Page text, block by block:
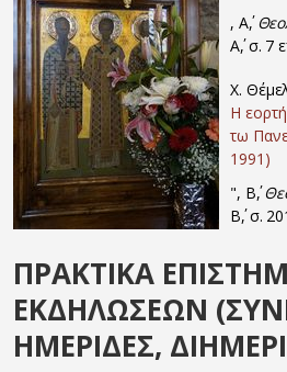
, Α΄,
Α΄, σ. 7
Χ.
Η
τω
1991)
", Β΄,
Β΄, σ.
ΠΡΑΚΤΙΚΑ
ΕΚΔΗΛΩΣΕΩΝ
ΗΜΕΡΙΔΕΣ,